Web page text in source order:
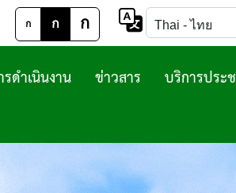
ก ก ก
บริการประ
ข่าวสาร
ดำเนินงาน